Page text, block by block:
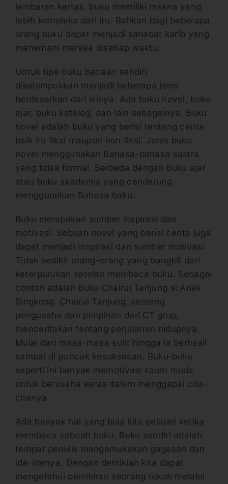
lembaran kertas, buku memiliki makna yang
lebih kompleks dari itu. Bahkan bagi beberapa
orang buku dapat menjadi sahabat karib yang
menemani mereka disetiap waktu.
Untuk tipe buku bacaan sendiri
dikelompokkan menjadi beberapa jenis
berdasarkan dari isinya. Ada buku novel, buku
ajar, buku katalog, dan lain sebagainya. Buku
novel adalah buku yang berisi tentang cerita
baik itu fiksi maupun non fiksi. Jenis buku
novel menggunakan Bahasa-bahasa sastra
yang tidak formal. Berbeda dengan buku ajar
atau buku akademis yang cenderung
menggunakan Bahasa baku.
Buku merupakan sumber inspirasi dan
motivasi. Sebuah novel yang berisi cerita juga
dapat menjadi inspirasi dan sumber motivasi.
Tidak sedikit orang-orang yang bangkit dari
keterpurukan setelah membaca buku. Sebagai
contoh adalah buku Chairul Tanjung si Anak
Singkong. Chairul Tanjung, seorang
pengusaha dan pimpinan dari CT grup,
menceritakan tentang perjalanan hidupnya.
Mulai dari masa-masa sulit hingga ia berhasil
sampai di puncak kesuksesan. Buku-buku
seperti ini banyak memotivasi kaum muda
untuk berusaha keras dalam menggapai cita-
citanya.
Ada banyak hal yang bisa kita pelajari ketika
membaca sebuah buku. Buku sendiri adalah
tempat penulis mengemukakan gagasan dan
ide-idenya. Dengan demikian kita dapat
mengetahui pemikiran seorang tokoh melalui